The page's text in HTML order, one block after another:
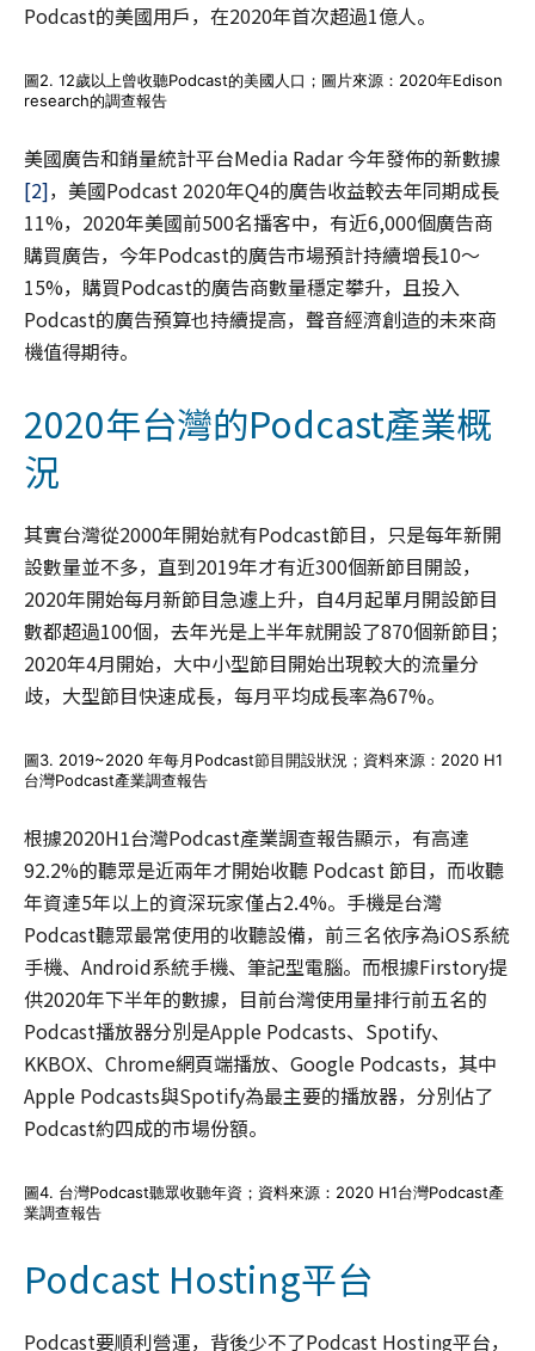
Podcast的美國用戶，在2020年首次超過1億人。
圖2. 12歲以上曾收聽Podcast的美國人口；圖片來源：2020年Edison
research的調查報告
美國廣告和銷量統計平台Media Radar 今年發佈的新數據
[2]，美國Podcast 2020年Q4的廣告收益較去年同期成長
11%，2020年美國前500名播客中，有近6,000個廣告商
購買廣告，今年Podcast的廣告市場預計持續增長10～
15%，購買Podcast的廣告商數量穩定攀升，且投入
Podcast的廣告預算也持續提高，聲音經濟創造的未來商
機值得期待。
2020年台灣的Podcast產業概
況
其實台灣從2000年開始就有Podcast節目，只是每年新開
設數量並不多，直到2019年才有近300個新節目開設，
2020年開始每月新節目急遽上升，自4月起單月開設節目
數都超過100個，去年光是上半年就開設了870個新節目；
2020年4月開始，大中小型節目開始出現較大的流量分
歧，大型節目快速成長，每月平均成長率為67%。
圖3. 2019~2020 年每月Podcast節目開設狀況；資料來源：2020 H1
台灣Podcast產業調查報告
根據2020H1台灣Podcast產業調查報告顯示，有高達
92.2%的聽眾是近兩年才開始收聽 Podcast 節目，而收聽
年資達5年以上的資深玩家僅占2.4%。手機是台灣
Podcast聽眾最常使用的收聽設備，前三名依序為iOS系統
手機、Android系統手機、筆記型電腦。而根據Firstory提
供2020年下半年的數據，目前台灣使用量排行前五名的
Podcast播放器分別是Apple Podcasts、Spotify、
KKBOX、Chrome網頁端播放、Google Podcasts，其中
Apple Podcasts與Spotify為最主要的播放器，分別佔了
Podcast約四成的市場份額。
圖4. 台灣Podcast聽眾收聽年資；資料來源：2020 H1台灣Podcast產
業調查報告
Podcast Hosting平台
Podcast要順利營運，背後少不了Podcast Hosting平台，